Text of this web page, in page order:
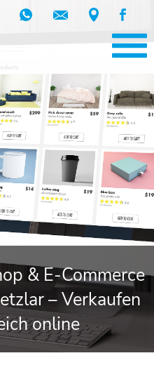
& E-Commerce
– Verkaufen
online